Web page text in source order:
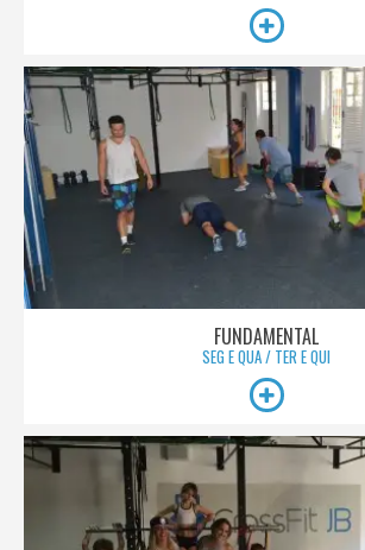
FUNDAMENTAL
SEG E QUA / TER E QUI